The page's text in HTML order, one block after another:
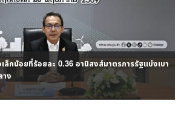
ขยายตัวร้อยละ 0.83 ทั้งปี ภาคอุตฯไทยมีแนวโน้ม